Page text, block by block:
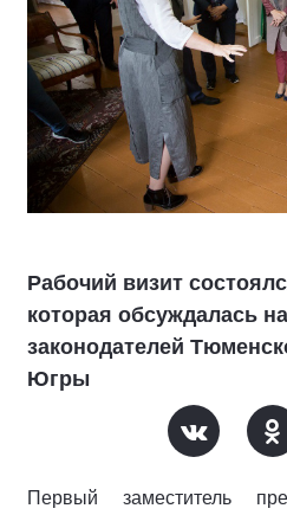
Рабочий визит
которая обсуждалась
законодателей
Югры
Первый заместитель